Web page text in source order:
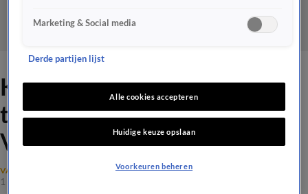
Koning Willem-Alexander
tweede paasdag te gast bij
Vandaag Inside
VANDAAG INSIDE NIEUWS
1 apr 2024, 08:00
Marketing & Social media
Derde partijen lijst
Alle cookies accepteren
Huidige keuze opslaan
Voorkeuren beheren